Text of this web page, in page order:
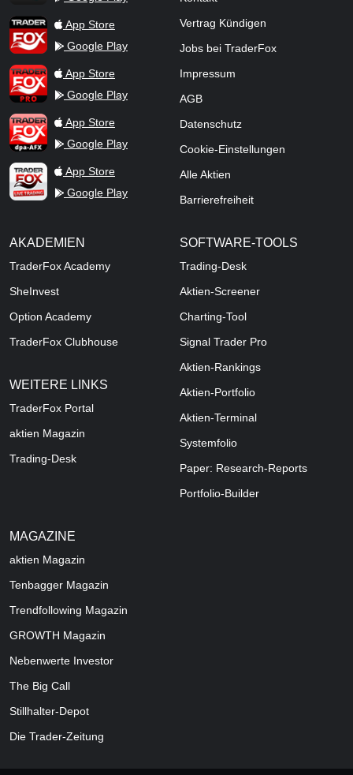
TraderFox AppApp Store
Google Play
TraderFox ProApp Store
Google Play
TraderFox dpa-AFX ProFeed
App Store
Google Play
TraderFox Live Trading
App Store
Google Play
Vertrag Kündigen
Jobs bei TraderFox
Impressum
AGB
Datenschutz
Cookie-Einstellungen
Alle Aktien
Barrierefreiheit
AKADEMIEN
TraderFox Academy
SheInvest
Option Academy
TraderFox Clubhouse
WEITERE LINKS
TraderFox Portal
aktien Magazin
Trading-Desk
SOFTWARE-TOOLS
Trading-Desk
Aktien-Screener
Charting-Tool
Signal Trader Pro
Aktien-Rankings
Aktien-Portfolio
Aktien-Terminal
Systemfolio
Paper: Research-Reports
Portfolio-Builder
MAGAZINE
aktien Magazin
Tenbagger Magazin
Trendfollowing Magazin
GROWTH Magazin
Nebenwerte Investor
The Big Call
Stillhalter-Depot
Die Trader-Zeitung